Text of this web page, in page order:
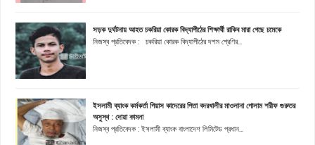
সড়ক দুর্ঘটনায় আহত চকরিয়া কোরক বিদ্যাপীঠের শিক্ষার্থী রাকিব মারা গেছে চমেকে
নিজস্ব প্রতিবেদক : চকরিয়া কোরক বিদ্যাপীঠের দশম শ্রেণির...
ইসলামী ব্যাংক কর্মকর্তা গিয়াস কাদেরের পিতা বদরখালীর মাওলানা গোলাম শরীফ গুরুতর
অসুস্থ : দোয়া কামনা
নিজস্ব প্রতিবেদক : ইসলামী ব্যাংক বাংলাদেশ লিমিটেড প্রধান...